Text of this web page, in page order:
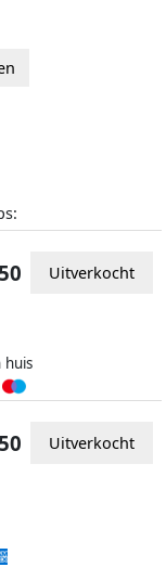
huis
Uitverkocht
Uitverkocht